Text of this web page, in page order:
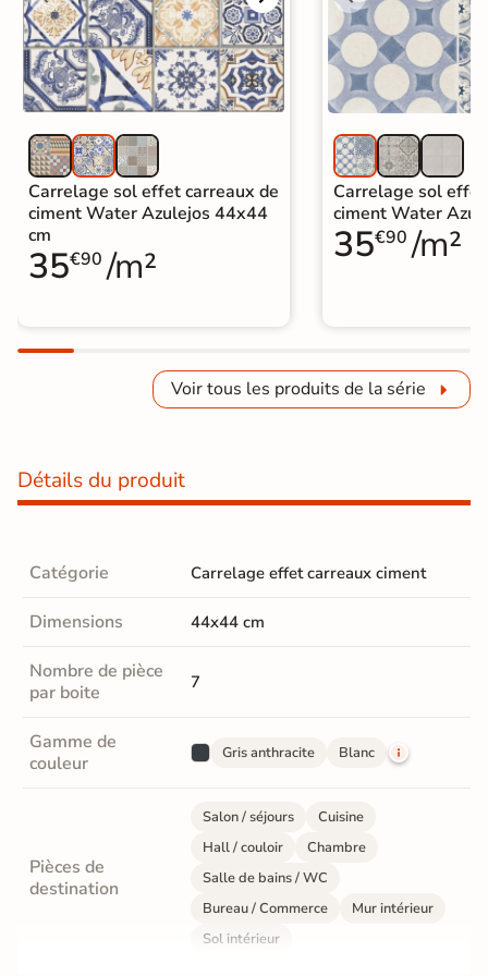
Carrelage sol effet carreaux de
ciment Water Azulejos 44x44
cm
35€90 /m²
Carrelage sol
ciment Water
35€90 /m²
Voir tous les produits de la série
Détails du produit
Catégorie Carrelage effet carreaux ciment
Dimensions 44x44 cm
Nombre de pièce
par boite
7
Gamme de
couleur
Gris anthracite Blanc
Pièces de
destination
Salon / séjours
Cuisine
Hall / couloir
Chambre
Salle de bains / WC
Bureau / Commerce
Mur intérieur
Sol intérieur